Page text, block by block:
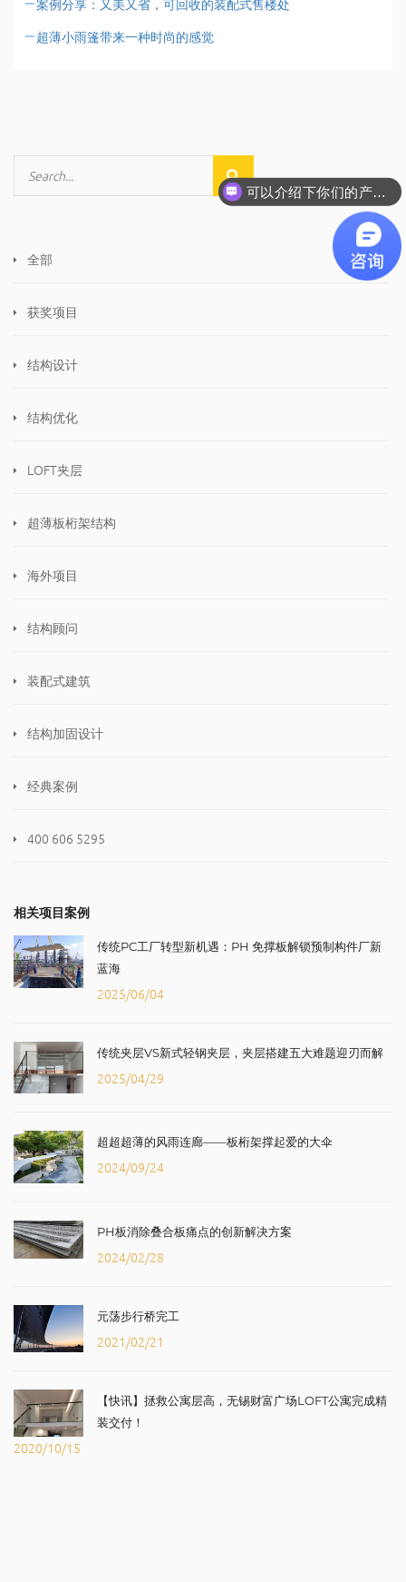
超薄小雨篷带来一种时尚的感觉
全部
获奖项目
结构设计
结构优化
LOFT夹层
超薄板桁架结构
海外项目
结构顾问
装配式建筑
结构加固设计
经典案例
400 606 5295
相关项目案例
传统PC工厂转型新机遇：PH 免撑板解锁预制构件厂新
蓝海
2025/06/04
传统夹层VS新式轻钢夹层，夹层搭建五大难题迎刃而解
2025/04/29
超超超薄的风雨连廊——板桁架撑起爱的大伞
2024/09/24
PH板消除叠合板痛点的创新解决方案
2024/02/28
元荡步行桥完工
2021/02/21
【快讯】拯救公寓层高，无锡财富广场LOFT公寓完成精
装交付！
2020/10/15